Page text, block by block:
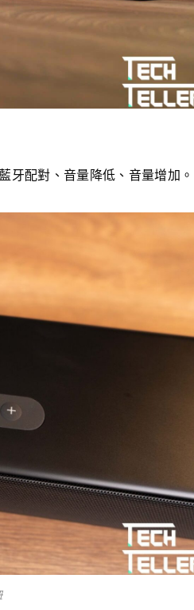
牙配對、音量降低、音量增加。